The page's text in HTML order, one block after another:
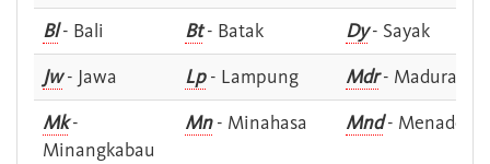
Bl- Bali Bt- Batak Dy- Sayak
Jw- Jawa Lp- Lampung Mdr- Madura
Mk-
Minangkabau
Mn- Minahasa Mnd- Menado